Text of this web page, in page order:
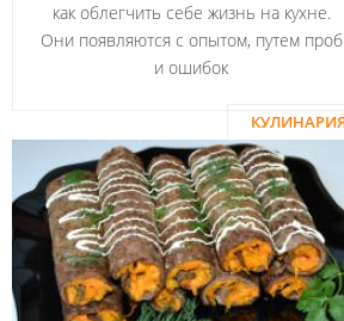
как облегчить себе жизнь на кухне.
Они появляются с опытом, путем проб
и ошибок